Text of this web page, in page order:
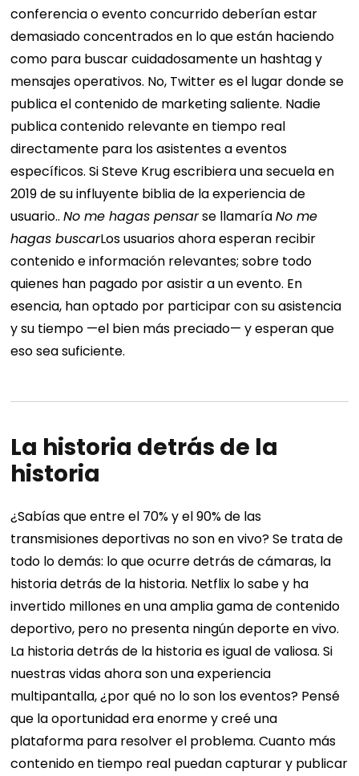
conferencia o evento concurrido deberían estar
demasiado concentrados en lo que están haciendo
como para buscar cuidadosamente un hashtag y
mensajes operativos. No, Twitter es el lugar donde se
publica el contenido de marketing saliente. Nadie
publica contenido relevante en tiempo real
directamente para los asistentes a eventos
específicos. Si Steve Krug escribiera una secuela en
2019 de su influyente biblia de la experiencia de
usuario..No me hagas pensarse llamaríaNo me
hagas buscarLos usuarios ahora esperan recibir
contenido e información relevantes; sobre todo
quienes han pagado por asistir a un evento. En
esencia, han optado por participar con su asistencia
y su tiempo —el bien más preciado— y esperan que
eso sea suficiente.
La historia detrás de la
historia
¿Sabías que entre el 70% y el 90% de las
transmisiones deportivas no son en vivo? Se trata de
todo lo demás: lo que ocurre detrás de cámaras, la
historia detrás de la historia. Netflix lo sabe y ha
invertido millones en una amplia gama de contenido
deportivo, pero no presenta ningún deporte en vivo.
La historia detrás de la historia es igual de valiosa. Si
nuestras vidas ahora son una experiencia
multipantalla, ¿por qué no lo son los eventos? Pensé
que la oportunidad era enorme y creé una
plataforma para resolver el problema. Cuanto más
contenido en tiempo real puedan capturar y publicar